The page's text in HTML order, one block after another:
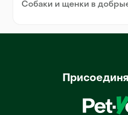
Собаки и щенки в